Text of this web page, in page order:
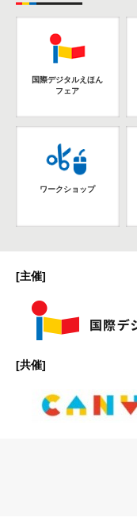
国際デジタルえほん
フェア
ワークショップ
[主催]
[共催]